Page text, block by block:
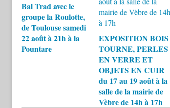
Bal Trad avec le
groupe la Roulotte,
de Toulouse samedi
22 août à 21h à la
Pountare
EXPOSITION BOIS
TOURNE, PERLES
EN VERRE ET
OBJETS EN CUIR
du 17 au 19 août à la
salle de la mairie de
Vèbre de 14h à 17h